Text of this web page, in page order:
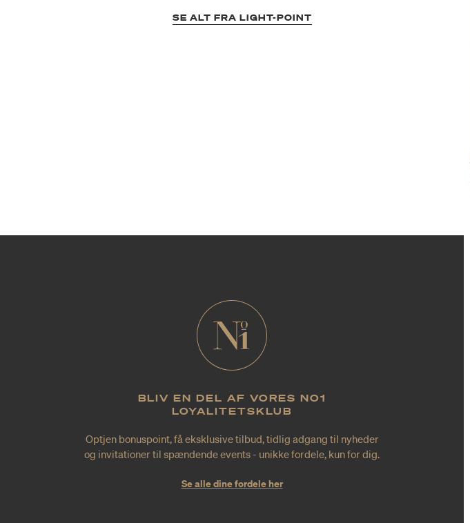
SE ALT FRA LIGHT-POINT
BLIV EN DEL AF VORES NO1
LOYALITETSKLUB
Optjen bonuspoint, få eksklusive tilbud, tidlig adgang til nyheder
og invitationer til spændende events - unikke fordele, kun for dig.
Se alle dine fordele her